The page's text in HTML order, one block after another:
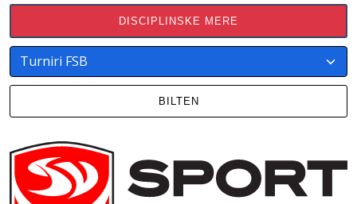
DISCIPLINSKE MERE
BILTEN